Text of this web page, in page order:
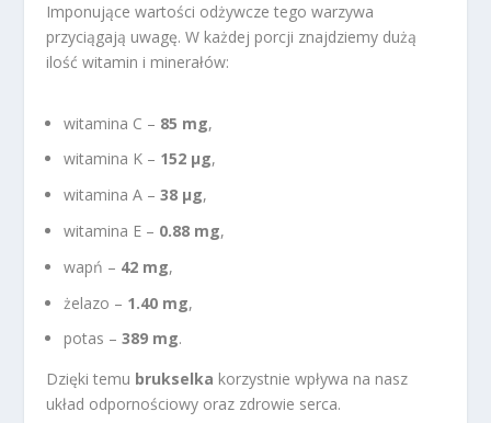
Imponujące wartości odżywcze tego warzywa
przyciągają uwagę. W każdej porcji znajdziemy dużą
ilość witamin i minerałów:
witamina C – 85 mg,
witamina K – 152 µg,
witamina A –38 µg,
witamina E – 0.88 mg,
wapń – 42 mg,
żelazo – 1.40 mg,
potas –389 mg.
Dzięki temu brukselka korzystnie wpływa na nasz
układ odpornościowy oraz zdrowie serca.